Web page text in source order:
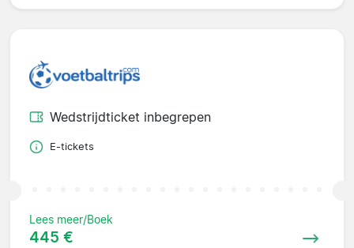
Wedstrijdticket inbegrepen
E-tickets
Lees meer/Boek
445 €